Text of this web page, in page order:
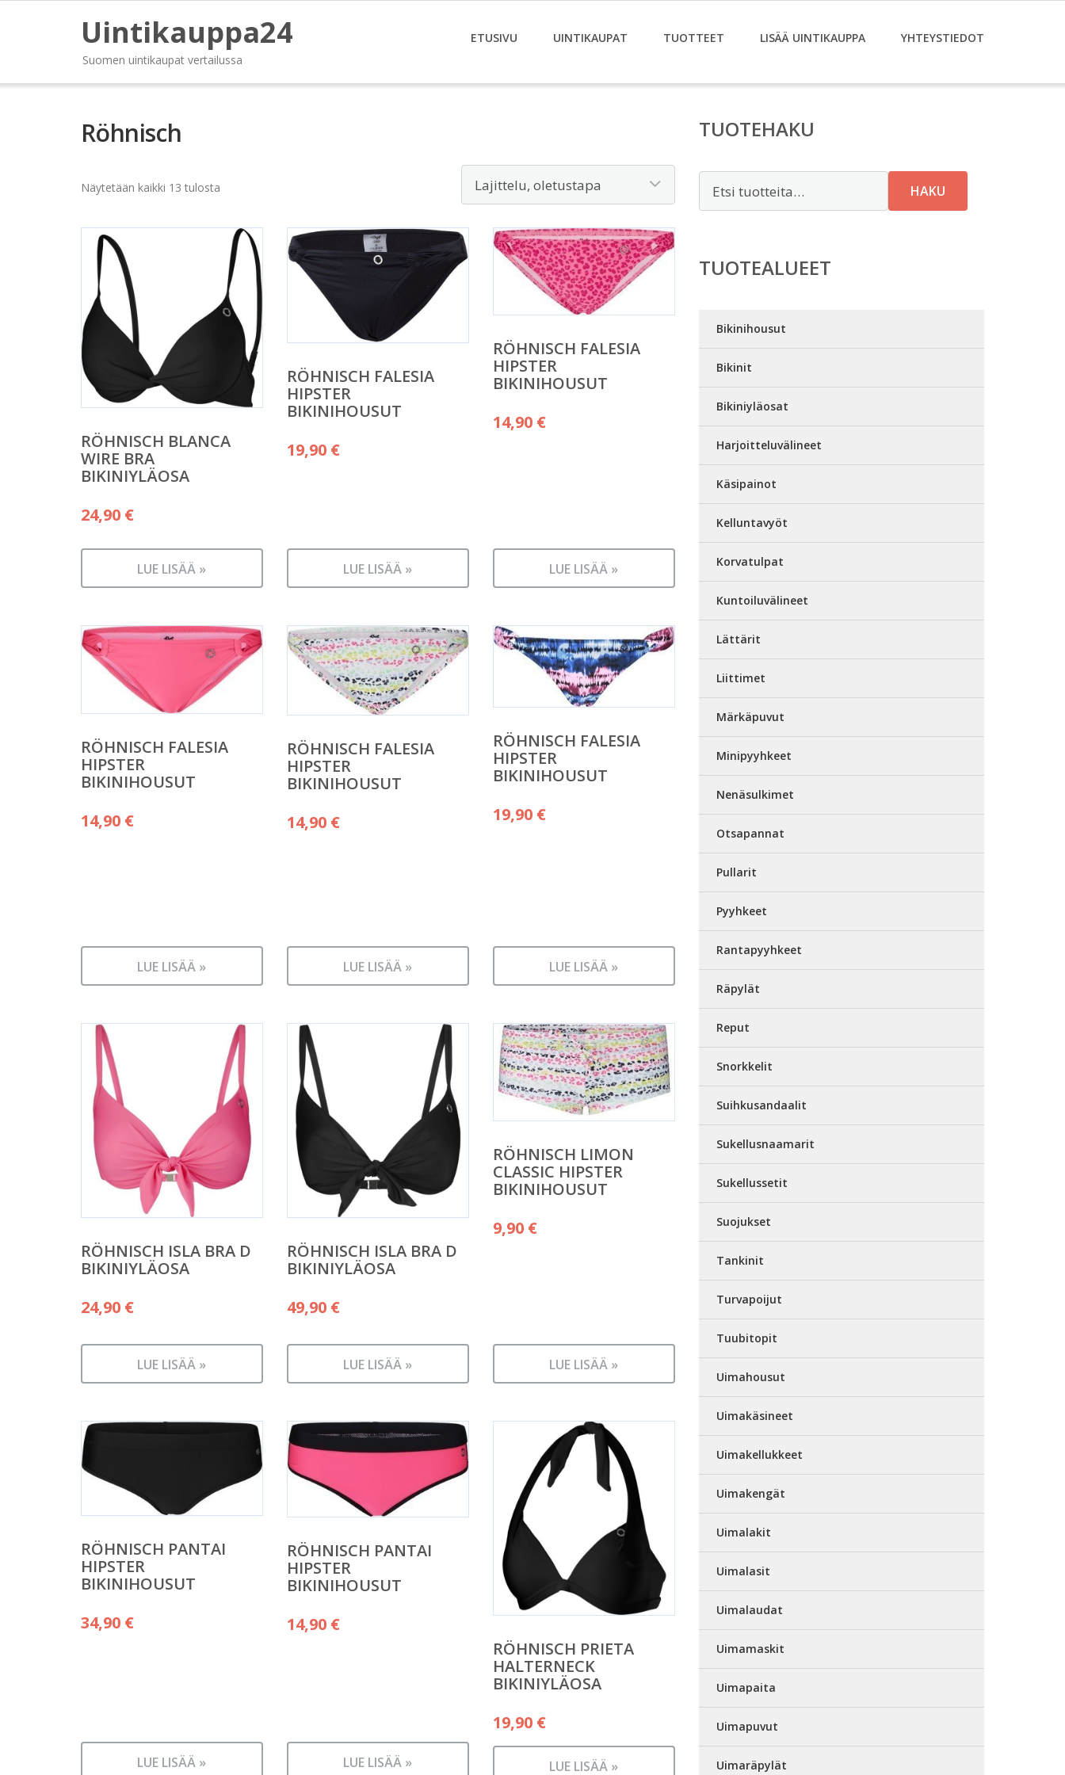
Uintikauppa24
Suomen uintikaupat vertailussa
ETUSIVU UINTIKAUPAT TUOTTEET LISÄÄ UINTIKAUPPA YHTEYSTIEDOT
Röhnisch
Näytetään kaikki 13 tulosta
RÖHNISCH BLANCA
WIRE BRA
BIKINIYLÄOSA
24,90 €
LUE LISÄÄ »
RÖHNISCH FALESIA
HIPSTER
BIKINIHOUSUT
19,90 €
LUE LISÄÄ »
RÖHNISCH FALESIA
HIPSTER
BIKINIHOUSUT
14,90 €
LUE LISÄÄ »
RÖHNISCH FALESIA
HIPSTER
BIKINIHOUSUT
14,90 €
LUE LISÄÄ »
RÖHNISCH FALESIA
HIPSTER
BIKINIHOUSUT
14,90 €
LUE LISÄÄ »
RÖHNISCH FALESIA
HIPSTER
BIKINIHOUSUT
19,90 €
LUE LISÄÄ »
RÖHNISCH ISLA BRA D
BIKINIYLÄOSA
24,90 €
LUE LISÄÄ »
RÖHNISCH ISLA BRA D
BIKINIYLÄOSA
49,90 €
LUE LISÄÄ »
RÖHNISCH LIMON
CLASSIC HIPSTER
BIKINIHOUSUT
9,90 €
LUE LISÄÄ »
RÖHNISCH PANTAI
HIPSTER
BIKINIHOUSUT
34,90 €
LUE LISÄÄ »
RÖHNISCH PANTAI
HIPSTER
BIKINIHOUSUT
14,90 €
LUE LISÄÄ »
RÖHNISCH PRIETA
HALTERNECK
BIKINIYLÄOSA
19,90 €
LUE LISÄÄ »
TUOTEHAKU
HAKU
TUOTEALUEET
Bikinihousut
Bikinit
Bikiniyläosat
Harjoitteluvälineet
Käsipainot
Kelluntavyöt
Korvatulpat
Kuntoiluvälineet
Lättärit
Liittimet
Märkäpuvut
Minipyyhkeet
Nenäsulkimet
Otsapannat
Pullarit
Pyyhkeet
Rantapyyhkeet
Räpylät
Reput
Snorkkelit
Suihkusandaalit
Sukellusnaamarit
Sukellussetit
Suojukset
Tankinit
Turvapoijut
Tuubitopit
Uimahousut
Uimakäsineet
Uimakellukkeet
Uimakengät
Uimalakit
Uimalasit
Uimalaudat
Uimamaskit
Uimapaita
Uimapuvut
Uimaräpylät